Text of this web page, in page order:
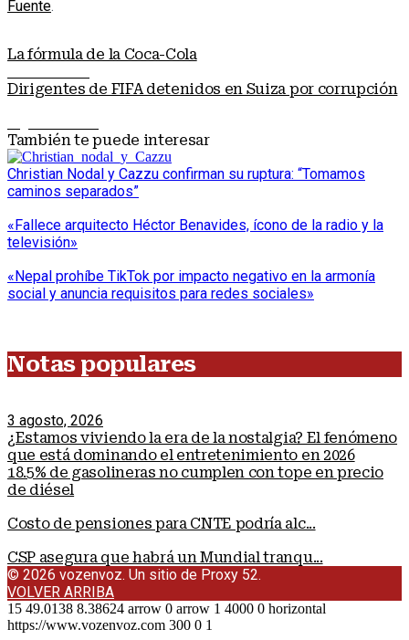
Fuente.
La fórmula de la Coca-Cola
Dirigentes de FIFA detenidos en Suiza por corrupción
También te puede interesar
Christian Nodal y Cazzu confirman su ruptura: “Tomamos
caminos separados”
«Fallece arquitecto Héctor Benavides, ícono de la radio y la
televisión»
«Nepal prohíbe TikTok por impacto negativo en la armonía
social y anuncia requisitos para redes sociales»
Notas populares
3 agosto, 2026
¿Estamos viviendo la era de la nostalgia? El fenómeno
que está dominando el entretenimiento en 2026
18.5% de gasolineras no cumplen con tope en precio
de diésel
Costo de pensiones para CNTE podría alc...
CSP asegura que habrá un Mundial tranqu...
© 2026 vozenvoz. Un sitio de Proxy 52.
VOLVER ARRIBA
15 49.0138 8.38624 arrow 0 arrow 1 4000 0 horizontal
https://www.vozenvoz.com 300 0 1